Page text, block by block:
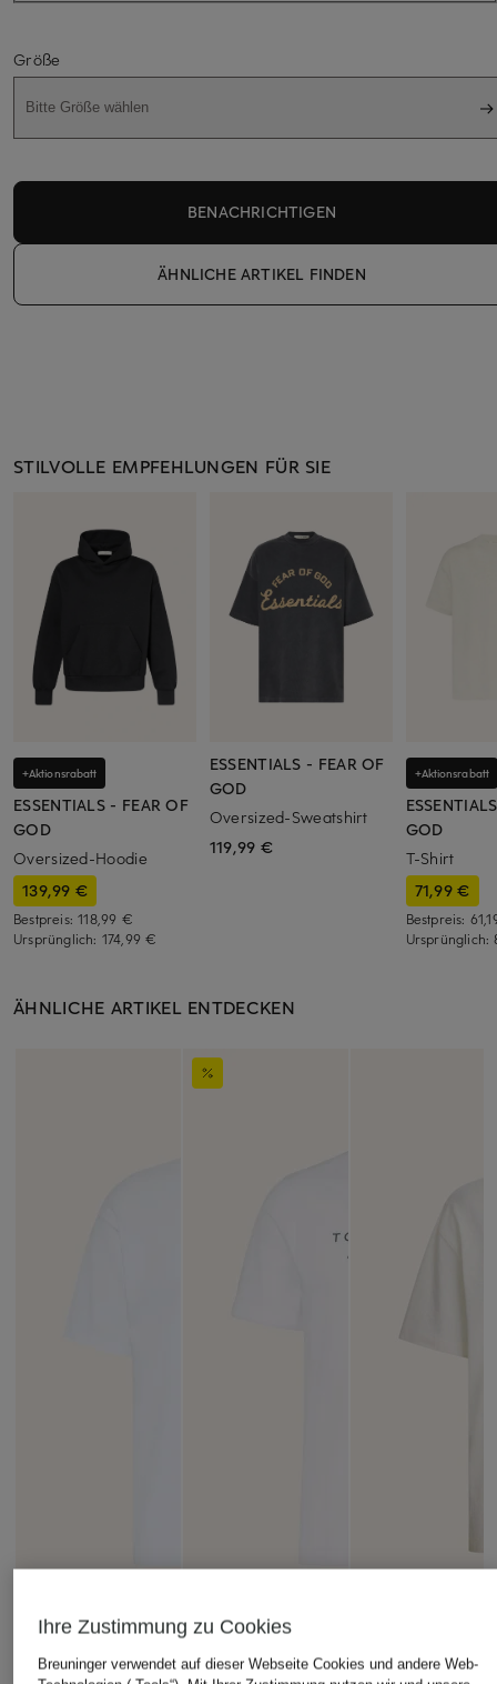
Größe
Bitte Größe wählen
BENACHRICHTIGEN
ÄHNLICHE ARTIKEL FINDEN
STILVOLLE EMPFEHLUNGEN FÜR SIE
+Aktionsrabatt
ESSENTIALS - FEAR OF
GOD
Oversized-Hoodie
139,99 €
Bestpreis:118,99 €
Ursprünglich: 174,99 €
ESSENTIALS - FEAR OF
GOD
Oversized-Sweatshirt
119,99 €
+Aktionsrabatt
GOD
T-Shirt
71,99 €
Bestpreis:
Ursprünglich:
ÄHNLICHE ARTIKEL ENTDECKEN
Ihre Zustimmung zu Cookies
Breuninger verwendet auf dieser Webseite Cookies und andere Web-